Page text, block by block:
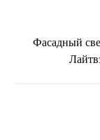
Фасадный